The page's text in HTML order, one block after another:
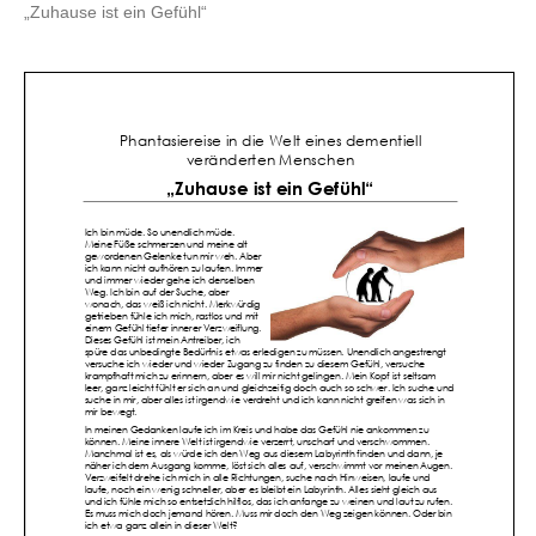
„Zuhause ist ein Gefühl“